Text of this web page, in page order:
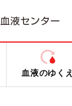
血液のゆくえ